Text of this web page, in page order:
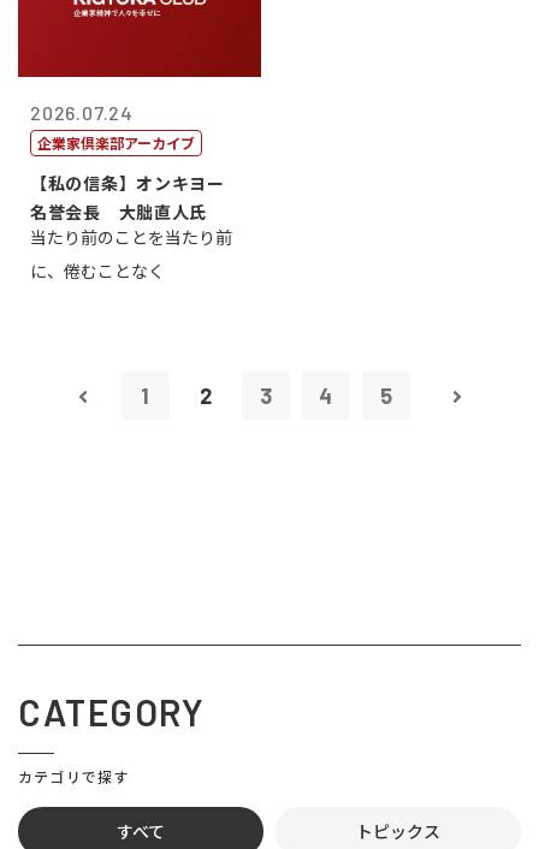
2026.07.24
企業家倶楽部アーカイブ
【私の信条】オンキヨー
名誉会長 大朏直人氏
当たり前のことを当たり前
に、倦むことなく
1 2 3 4 5
CATEGORY
カテゴリで探す
すべて トピックス